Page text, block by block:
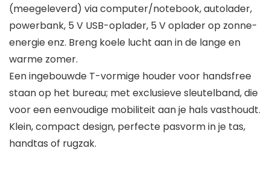
(meegeleverd) via computer/notebook, autolader,
powerbank, 5 V USB-oplader, 5 V oplader op zonne-
energie enz. Breng koele lucht aan in de lange en
warme zomer.
Een ingebouwde T-vormige houder voor handsfree
staan op het bureau; met exclusieve sleutelband, die
voor een eenvoudige mobiliteit aan je hals vasthoudt.
Klein, compact design, perfecte pasvorm in je tas,
handtas of rugzak.